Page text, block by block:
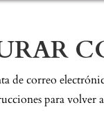
de correo
para volver